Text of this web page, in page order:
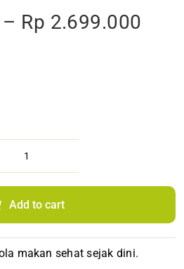
– Rp 2.699.000
Kids
Meal
Biweekly
(2 meals
quantity
Add to cart
makan sehat sejak dini.